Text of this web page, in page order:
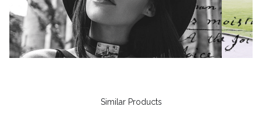
Similar Products